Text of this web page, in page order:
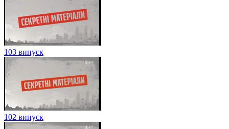
103 випуск
102 випуск